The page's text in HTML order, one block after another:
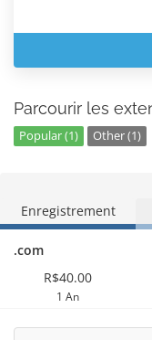
Parcourir les
Popular (1) Other (1)
Enregistrement
.com
R$40.00
1 An